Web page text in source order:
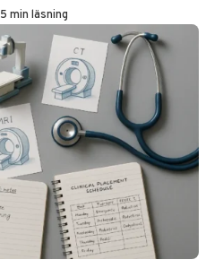
i matematik,
naturkunskap och
samhällskunskap.
Komplettera via
komvux för
ansökan 2025 och
kolla
antagningspoäng
vid Örebro,
Karolinska och
Göteborg.
5 min läsning